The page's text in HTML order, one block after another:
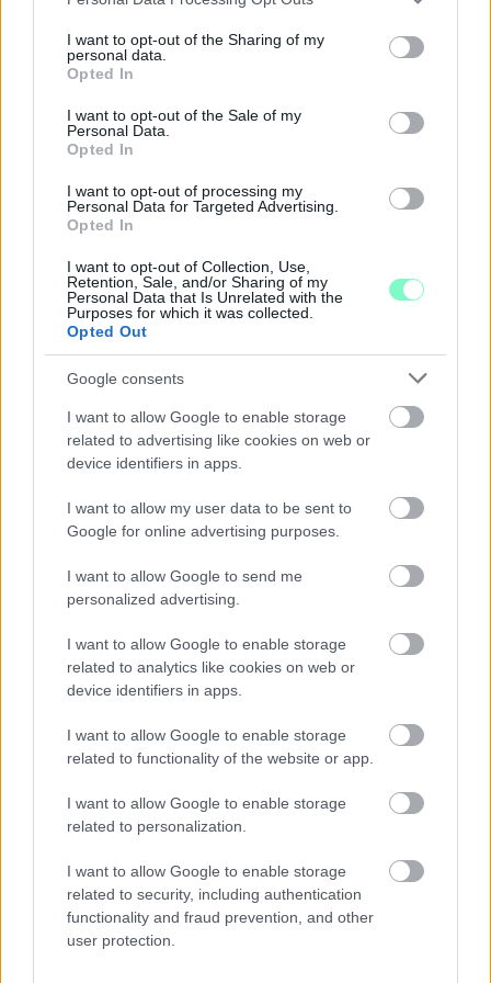
not limited to your visit or usage behaviour. You may click to
grant or deny consent to Google and its third-party tags to
use your data for below specified purposes in below Google
consent section.
I want to opt-out of the Sharing of my
personal data.
Opted In
I want to opt-out of the Sale of my
Personal Data.
Opted In
I want to opt-out of processing my
Personal Data for Targeted Advertising.
Opted In
I want to opt-out of Collection, Use,
Retention, Sale, and/or Sharing of my
Personal Data that Is Unrelated with the
Purposes for which it was collected.
Opted Out
Google consents
I want to allow Google to enable storage
related to advertising like cookies on web or
device identifiers in apps.
I want to allow my user data to be sent to
Google for online advertising purposes.
I want to allow Google to send me
personalized advertising.
I want to allow Google to enable storage
related to analytics like cookies on web or
device identifiers in apps.
I want to allow Google to enable storage
related to functionality of the website or app.
I want to allow Google to enable storage
related to personalization.
I want to allow Google to enable storage
related to security, including authentication
functionality and fraud prevention, and other
user protection.
Szólj hozzá!
A BAROKK ÖSSZES ÁRNYALATA ÉS MÉG EGY SOR
KIVÁLÓ PROGRAM VÁR MINDENKIT EZEN A HÉTVÉGÉN
Középpontban a hagyományőrzés, de lesz Pogány Induló és